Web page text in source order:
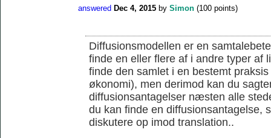
answered Dec 4, 2015 by Simon (100 points)
Diffusionsmodellen er en
finde en eller flere af i andre typer af
finde den samlet i en bestemt
økonomi), men derimod kan du
diffusionsantagelser næsten alle
du kan finde en diffusionsantagelse,
diskutere op imod translation..